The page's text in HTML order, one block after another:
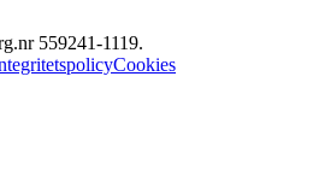
559241‑1119.
Cookies